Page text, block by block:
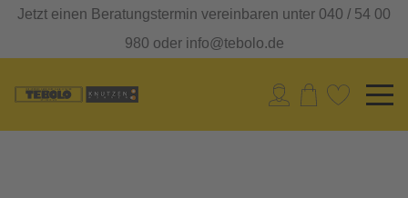
Jetzt einen Beratungstermin vereinbaren unter 040 / 54 00
980 oder info@tebolo.de